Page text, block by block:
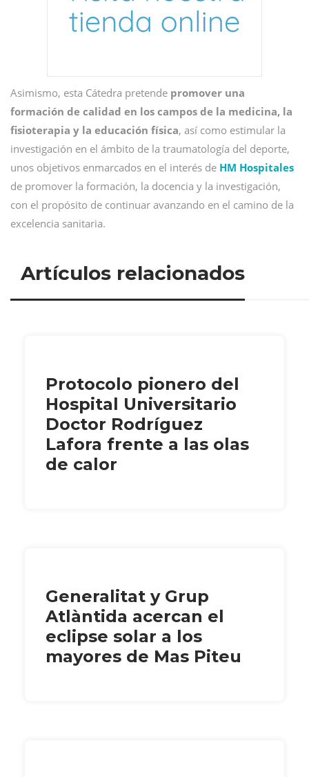
Asimismo, esta Cátedra pretende promover una
formación de calidad en los campos de la medicina, la
fisioterapia y la educación física, así como estimular la
investigación en el ámbito de la traumatología del deporte,
unos objetivos enmarcados en el interés de HM Hospitales
de promover la formación, la docencia y la investigación,
con el propósito de continuar avanzando en el camino de la
excelencia sanitaria.
Artículos relacionados
Protocolo pionero del
Hospital Universitario
Doctor Rodríguez
Lafora frente a las olas
de calor
Generalitat y Grup
Atlàntida acercan el
eclipse solar a los
mayores de Mas Piteu